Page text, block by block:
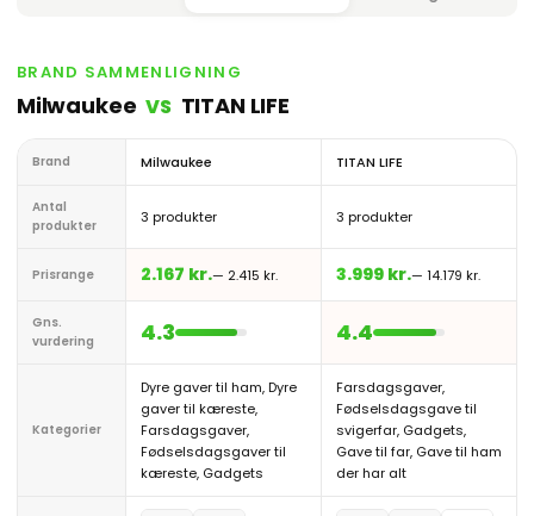
BRAND SAMMENLIGNING
Milwaukee VS TITAN LIFE
Brand Milwaukee TITAN LIFE
Antal
produkter
3 produkter 3 produkter
Prisrange 2.167 kr.— 2.415 kr. 3.999 kr.— 14.179 kr.
Gns.
vurdering
4.3 4.4
Kategorier
Dyre gaver til ham, Dyre
gaver til kæreste,
Farsdagsgaver,
Fødselsdagsgaver til
kæreste, Gadgets
Farsdagsgaver,
Fødselsdagsgave til
svigerfar, Gadgets,
Gave til far, Gave til ham
der har alt